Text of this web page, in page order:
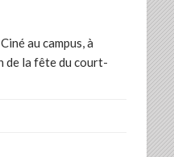
au campus, à
de la fête du court-